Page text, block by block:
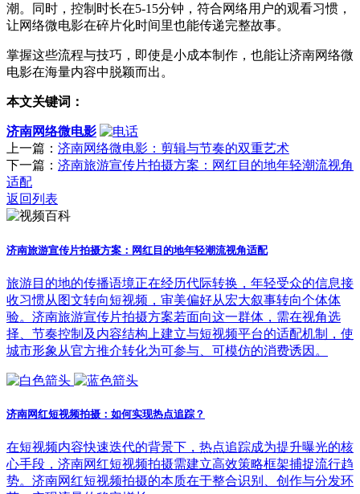
潮。同时，控制时长在5-15分钟，符合网络用户的观看习惯，
让网络微电影在碎片化时间里也能传递完整故事。
掌握这些流程与技巧，即使是小成本制作，也能让济南网络微
电影在海量内容中脱颖而出。
本文关键词：
济南网络微电影
上一篇： 济南网络微电影：剪辑与节奏的双重艺术
下一篇： 济南旅游宣传片拍摄方案：网红目的地年轻潮流视角
适配
返回列表
济南旅游宣传片拍摄方案：网红目的地年轻潮流视角适配
旅游目的地的传播语境正在经历代际转换，年轻受众的信息接
收习惯从图文转向短视频，审美偏好从宏大叙事转向个体体
验。济南旅游宣传片拍摄方案若面向这一群体，需在视角选
择、节奏控制及内容结构上建立与短视频平台的适配机制，使
城市形象从官方推介转化为可参与、可模仿的消费诱因。
济南网红短视频拍摄：如何实现热点追踪？
在短视频内容快速迭代的背景下，热点追踪成为提升曝光的核
心手段，济南网红短视频拍摄需建立高效策略框架捕捉流行趋
势。济南网红短视频拍摄的本质在于整合识别、创作与分发环